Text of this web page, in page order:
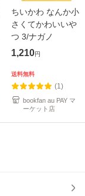
ちいかわ なんか小
さくてかわいいや
つ 3/ナガノ
1,210円
送料無料
(1)
bookfan au PAY マ
ーケット店